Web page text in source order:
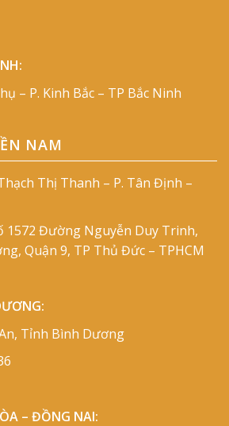
– P. Kinh Bắc – TP Bắc Ninh
NAM
Thị Thanh – P. Tân Định –
1572 Đường Nguyễn Duy Trinh,
Quận 9, TP Thủ Đức – TPHCM
Tỉnh Bình Dương
– ĐỒNG NAI: